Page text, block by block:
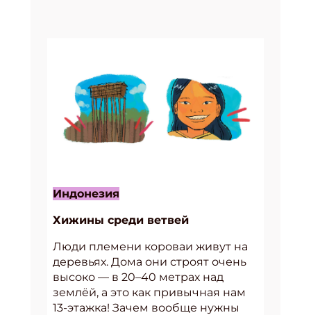
Индонезия
Хижины среди ветвей
Люди племени короваи живут на
деревьях. Дома они строят очень
высоко — в 20–40 метрах над
землёй, а это как привычная нам
13-этажка! Зачем вообще нужны